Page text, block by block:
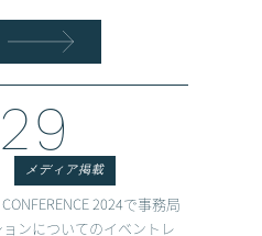
メディア掲載
2024で事務局
ンについてのイベントレ